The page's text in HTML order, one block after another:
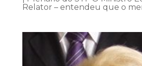
Relator – entendeu que o